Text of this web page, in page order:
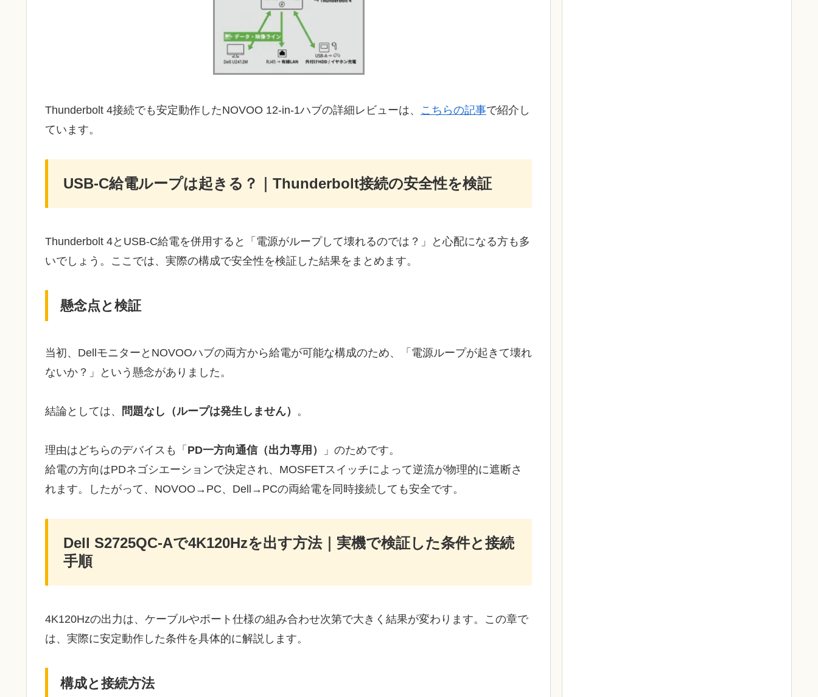
Thunderbolt 4接続でも安定動作したNOVOO 12-in-1ハブの詳細レビューは、 こちらの記事で紹介し
ています。
USB-C給電ループは起きる？｜Thunderbolt接続の安全性を検証
Thunderbolt 4とUSB-C給電を併用すると「電源がループして壊れるのでは？」と心配になる方も多
いでしょう。ここでは、実際の構成で安全性を検証した結果をまとめます。
懸念点と検証
当初、DellモニターとNOVOOハブの両方から給電が可能な構成のため、「電源ループが起きて壊れ
ないか？」という懸念がありました。
結論としては、 問題なし（ループは発生しません） 。
理由はどちらのデバイスも「 PD一方向通信（出力専用）
」のためです。
給電の方向はPDネゴシエーションで決定され、MOSFETスイッチによって逆流が物理的に遮断さ
れます。したがって、NOVOO→PC、Dell→PCの両給電を同時接続しても安全です。
Dell S2725QC-Aで4K120Hzを出す方法｜実機で検証した条件と接続
手順
4K120Hzの出力は、ケーブルやポート仕様の組み合わせ次第で大きく結果が変わります。この章で
は、実際に安定動作した条件を具体的に解説します。
構成と接続方法